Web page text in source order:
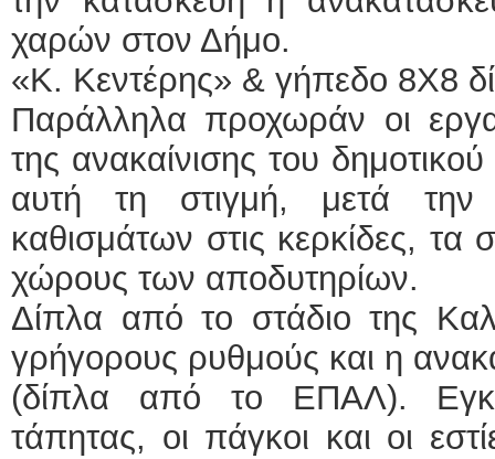
χαρών στον Δήμο.
«Κ. Κεντέρης» & γήπεδο 8Χ8
Παράλληλα προχωράν οι
της ανακαίνισης του
αυτή τη στιγμή, μετά
καθισμάτων στις κερκίδες, τα
χώρους των αποδυτηρίων.
Δίπλα από το στάδιο της
γρήγορους ρυθμούς και η
(δίπλα από το ΕΠΑΛ).
τάπητας, οι πάγκοι και οι